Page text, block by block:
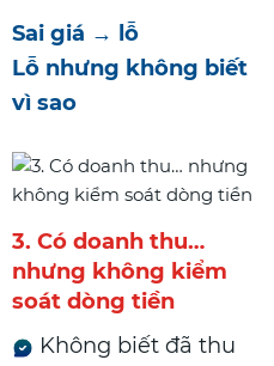
Sai giá → lỗ
Lỗ nhưng không biết
vì sao
3. Có doanh thu…
nhưng không kiểm
soát dòng tiền
Không biết đã thu